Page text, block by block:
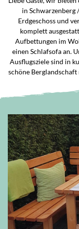
in Schwarzenberg
Erdgeschoss und
komplett
Aufbettungen im
einen Schlafsofa an.
Ausflugsziele sind in
schöne